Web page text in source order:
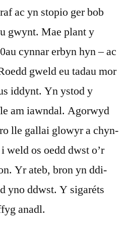
ac yn stopio ger bob
gwynt. Mae plant y
cynnar erbyn hyn – ac
gweld eu tadau mor
iddynt. Yn ystod y
am iawndal. Agorwyd
lle gallai glowyr a chyn-
os oedd dwst o’r
Yr ateb, bron yn ddi-
yno ddwst. Y sigaréts
anadl.